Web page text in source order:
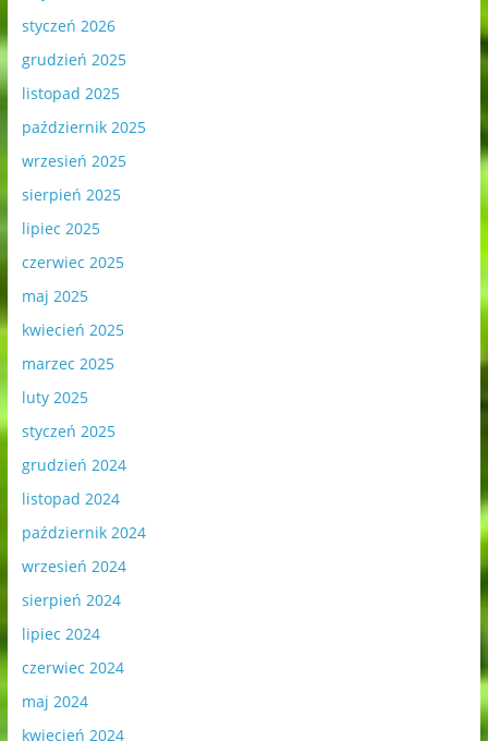
styczeń 2026
grudzień 2025
listopad 2025
październik 2025
wrzesień 2025
sierpień 2025
lipiec 2025
czerwiec 2025
maj 2025
kwiecień 2025
marzec 2025
luty 2025
styczeń 2025
grudzień 2024
listopad 2024
październik 2024
wrzesień 2024
sierpień 2024
lipiec 2024
czerwiec 2024
maj 2024
kwiecień 2024